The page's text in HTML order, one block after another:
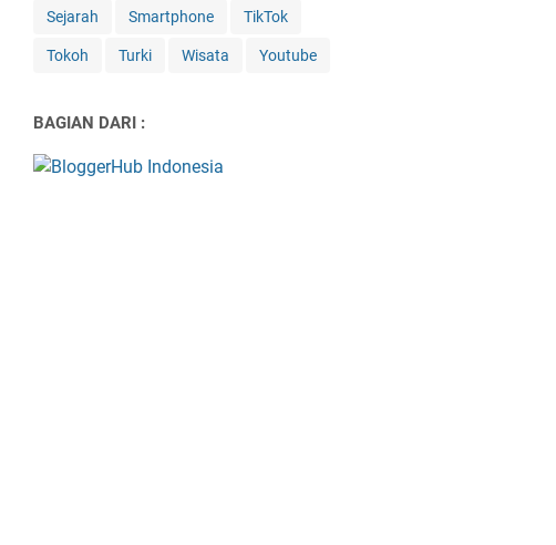
Sejarah Smartphone TikTok
Tokoh Turki Wisata Youtube
BAGIAN DARI :